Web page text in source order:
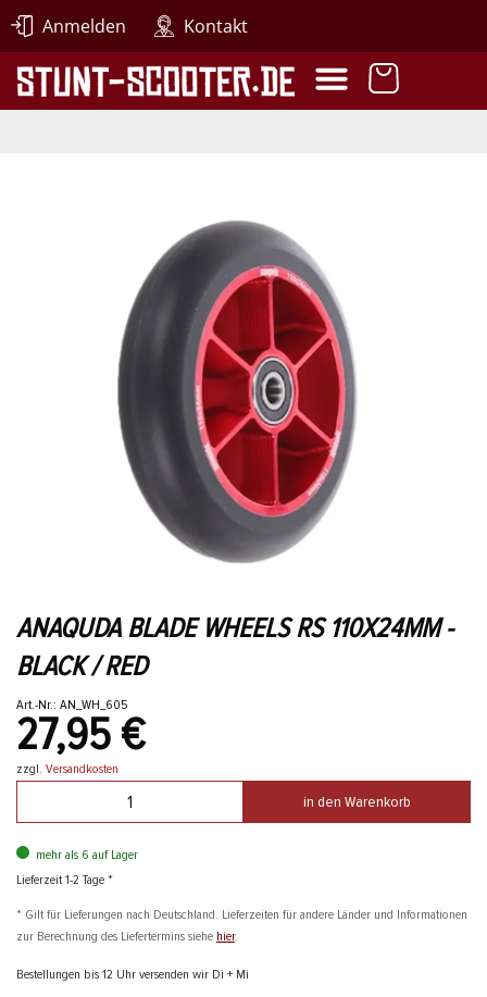
Anmelden Kontakt
ANAQUDA BLADE WHEELS RS 110X24MM -
BLACK / RED
Art.-Nr.: AN_WH_605
27,95 €
zzgl. Versandkosten
in den Warenkorb
mehr als 6 auf Lager
Lieferzeit 1-2 Tage *
* Gilt für Lieferungen nach Deutschland. Lieferzeiten für andere Länder und Informationen
zur Berechnung des Liefertermins siehe hier.
Bestellungen bis 12 Uhr versenden wir Di + Mi